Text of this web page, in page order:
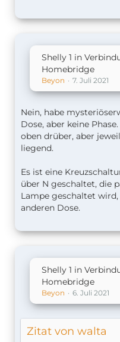
Shelly 1 in
Homebridge
Beyon 7. Juli 2021
Nein, habe
Dose, aber keine
oben drüber, aber
liegend.
Es ist eine
über N geschaltet, die
Lampe geschaltet
anderen Dose.
Shelly 1 in
Homebridge
Beyon 6. Juli 2021
Zitat von walta